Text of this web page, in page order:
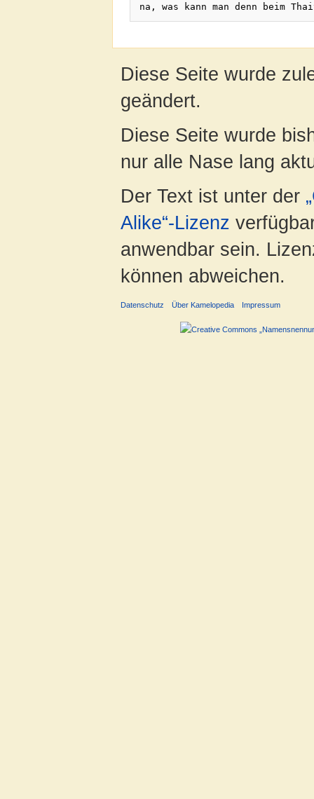
na, was kann man denn beim
Diese Seite wurde
geändert.
Diese Seite wurde
nur alle Nase lang
Der Text ist unter der
Alike“-Lizenz
anwendbar sein.
können abweichen.
Datenschutz Über Kamelopedia Impressum